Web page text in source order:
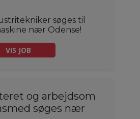
søges til
nær Odense!
VIS JOB
og arbejdsom
søges nær